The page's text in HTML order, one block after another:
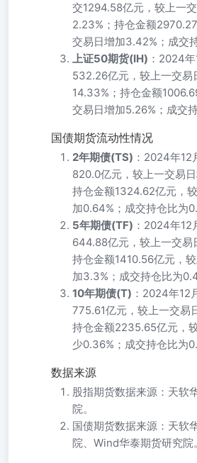
交1294.58亿元，较上一
2.23%；持仓金额
交易日增加3.42%；成交
上证50期货(IH) ：2024
532.26亿元，较上一交易
14.33%；持仓金额
交易日增加5.26%；成交
国债期货流动性情况
2年期债(TS) ：2024年12
820.0亿元，较上一交易日
持仓金额1324.62亿元，
加0.64%；成交持仓比为
5年期债(TF) ：2024年12
644.88亿元，较上一交易
持仓金额1410.56亿元，
加3.3%；成交持仓比为
10年期债(T) ：2024年12
775.61亿元，较上一交易
持仓金额2235.65亿元，
少0.36%；成交持仓比为
数据来源
股指期货数据来源：天软
院。
国债期货数据来源：天软
院、Wind华泰期货研究院。